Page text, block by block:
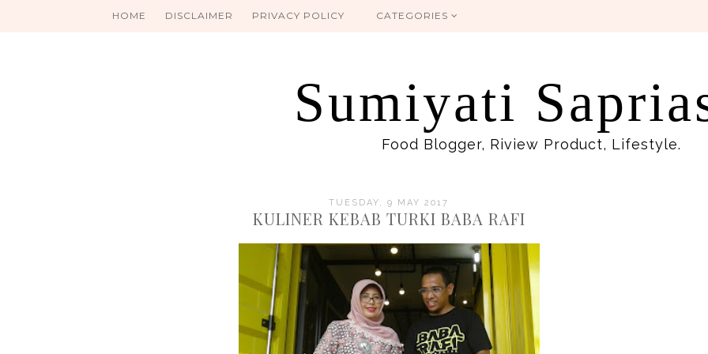
HOME DISCLAIMER PRIVACY POLICY CATEGORIES
Sumiyati
Food Blogger, Riview Product, Lifestyle.
TUESDAY, 9 MAY 2017
KULINER KEBAB TURKI BABA RAFI